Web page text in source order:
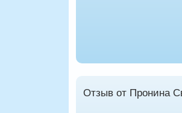
Отзыв от Пронина